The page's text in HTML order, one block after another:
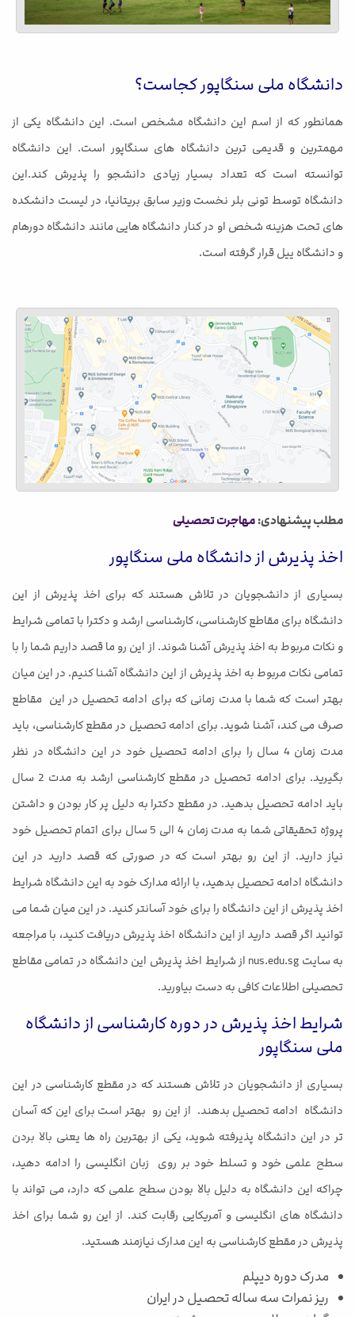
دانشگاه ملی سنگاپور کجاست؟
همانطور که از اسم این دانشگاه مشخص است. این دانشگاه یکی از
مهمترین و قدیمی ترین دانشگاه های سنگاپور است. این دانشگاه
توانسته است که تعداد بسیار زیادی دانشجو را پذیرش کند.این
دانشگاه توسط تونی بلر نخست وزیر سابق بریتانیا، در لیست دانشکده
های تحت هزینه شخص او در کنار دانشگاه هایی مانند دانشگاه دورهام
و دانشگاه ییل قرار گرفته است.
مطلب پیشنهادی:مهاجرت تحصیلی
اخذ پذیرش از دانشگاه ملی سنگاپور
بسیاری از دانشجویان در تلاش هستند که برای اخذ پذیرش از این
دانشگاه برای مقاطع کارشناسی، کارشناسی ارشد و دکترا با تمامی شرایط
و نکات مربوط به اخذ پذیرش آشنا شوند. از این رو ما قصد داریم شما را با
تمامی نکات مربوط به اخذ پذیرش از این دانشگاه آشنا کنیم. در این میان
بهتر است که شما با مدت زمانی که برای ادامه تحصیل در این مقاطع
صرف می کند، آشنا شوید. برای ادامه تحصیل در مقطع کارشناسی، باید
مدت زمان 4 سال را برای ادامه تحصیل خود در این دانشگاه در نظر
بگیرید. برای ادامه تحصیل در مقطع کارشناسی ارشد به مدت 2 سال
باید ادامه تحصیل بدهید. در مقطع دکترا به دلیل پر کار بودن و داشتن
پروژه تحقیقاتی شما به مدت زمان 4 الی 5 سال برای اتمام تحصیل خود
نیاز دارید. از این رو بهتر است که در صورتی که قصد دارید در این
دانشگاه ادامه تحصیل بدهید، با ارائه مدارک خود به این دانشگاه شرایط
اخذ پذیرش از این دانشگاه را برای خود آسانتر کنید. در این میان شما می
توانید اگر قصد دارید از این دانشگاه اخذ پذیرش دریافت کنید، با مراجعه
به سایت nus.edu.sg از شرایط اخذ پذیرش این دانشگاه در تمامی مقاطع
تحصیلی اطلاعات کافی به دست بیاورید.
شرایط اخذ پذیرش در دوره کارشناسی از دانشگاه
ملی سنگاپور
بسیاری از دانشجویان در تلاش هستند که در مقطع کارشناسی در این
دانشگاه ادامه تحصیل بدهند. از این رو بهتر است برای این که آسان
تر در این دانشگاه پذیرفته شوید، یکی از بهترین راه ها یعنی بالا بردن
سطح علمی خود و تسلط خود بر روی زبان انگلیسی را ادامه دهید،
چراکه این دانشگاه به دلیل بالا بودن سطح علمی که دارد، می تواند با
دانشگاه های انگلیسی و آمریکایی رقابت کند. از این رو شما برای اخذ
پذیرش در مقطع کارشناسی به این مدارک نیازمند هستید.
مدرک دوره دیپلم
ریز نمرات سه ساله تحصیل در ایران